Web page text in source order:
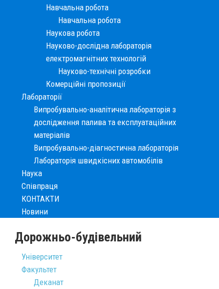
Навчальна робота
Навчальна робота
Наукова робота
Науково-дослідна лабораторія
електромагнітних технологій
Науково-технічні розробки
Комерційні пропозиції
Лабораторії
Випробувально-аналітична лабораторія з
дослідження палива та експлуатаційних
матеріалів
Випробувально-діагностична лабораторія
Лабораторія швидкісних автомобілів
Наука
Співпраця
КОНТАКТИ
Новини
Дорожньо-будівельний
Університет
Факультет
Деканат